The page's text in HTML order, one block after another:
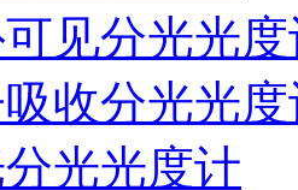
见分光光
收分光光
光光度计